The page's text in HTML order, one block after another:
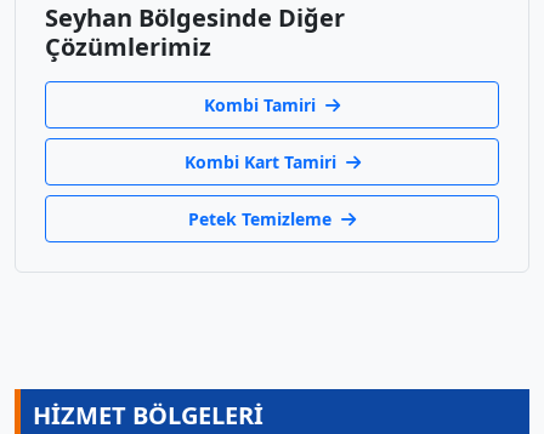
Seyhan Bölgesinde Diğer
Çözümlerimiz
Kombi Tamiri
Kombi Kart Tamiri
Petek Temizleme
HİZMET BÖLGELERİ